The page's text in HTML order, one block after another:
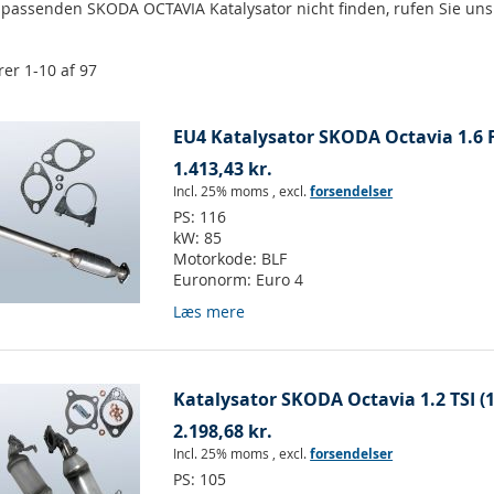
SKODA OCTAVIA Katalysator nicht finden, rufen Sie
1-10 af97
EU4 Katalysator SKODA Octavia 1.6
1.413,43 kr.
Incl. 25% moms ,excl.forsendelser
PS: 116
kW:85
Motorkode: BLF
Euronorm: Euro 4
Læs mere
Katalysator SKODA Octavia 1.2 TSI
2.198,68 kr.
Incl. 25% moms ,excl.forsendelser
PS: 105